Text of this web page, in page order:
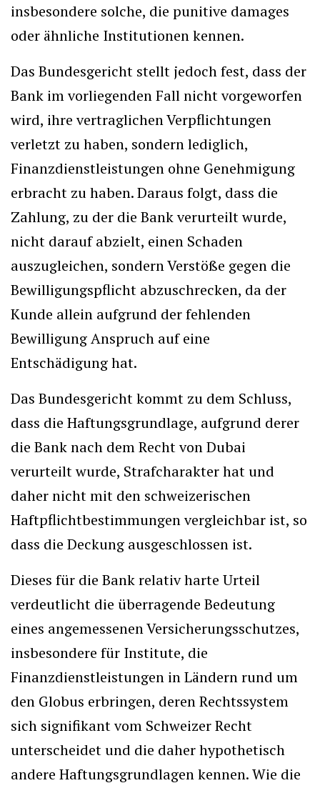
insbesondere solche, die punitive damages
oder ähnliche Institutionen kennen.
Das Bundesgericht stellt jedoch fest, dass der
Bank im vorliegenden Fall nicht vorgeworfen
wird, ihre vertraglichen Verpflichtungen
verletzt zu haben, sondern lediglich,
Finanzdienstleistungen ohne Genehmigung
erbracht zu haben. Daraus folgt, dass die
Zahlung, zu der die Bank verurteilt wurde,
nicht darauf abzielt, einen Schaden
auszugleichen, sondern Verstöße gegen die
Bewilligungspflicht abzuschrecken, da der
Kunde allein aufgrund der fehlenden
Bewilligung Anspruch auf eine
Entschädigung hat.
Das Bundesgericht kommt zu dem Schluss,
dass die Haftungsgrundlage, aufgrund derer
die Bank nach dem Recht von Dubai
verurteilt wurde, Strafcharakter hat und
daher nicht mit den schweizerischen
Haftpflichtbestimmungen vergleichbar ist, so
dass die Deckung ausgeschlossen ist.
Dieses für die Bank relativ harte Urteil
verdeutlicht die überragende Bedeutung
eines angemessenen Versicherungsschutzes,
insbesondere für Institute, die
Finanzdienstleistungen in Ländern rund um
den Globus erbringen, deren Rechtssystem
sich signifikant vom Schweizer Recht
unterscheidet und die daher hypothetisch
andere Haftungsgrundlagen kennen. Wie die